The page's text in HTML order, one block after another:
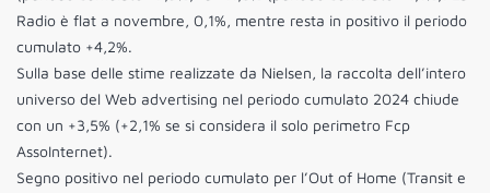
Radio è flat a novembre, 0,1%, mentre resta in positivo il periodo
cumulato +4,2%.
Sulla base delle stime realizzate da Nielsen, la raccolta dell’intero
universo del Web advertising nel periodo cumulato 2024 chiude
con un +3,5% (+2,1% se si considera il solo perimetro Fcp
AssoInternet).
Segno positivo nel periodo cumulato per l’Out of Home (Transit e